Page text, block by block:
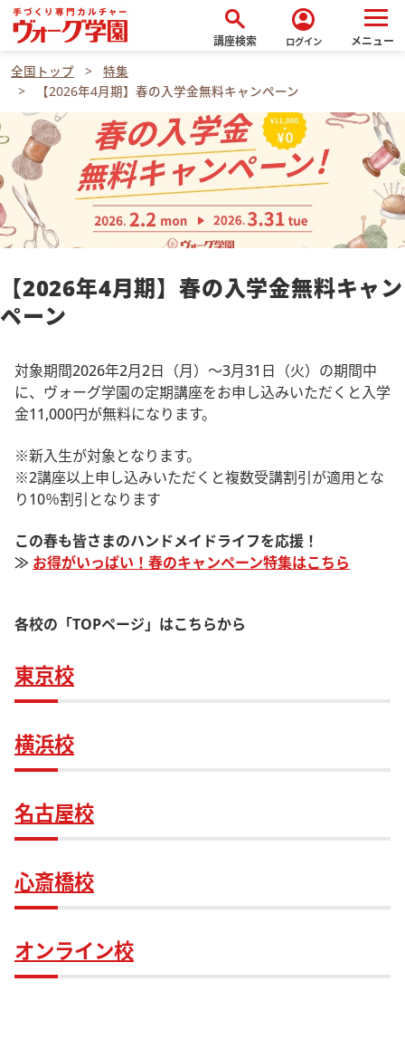
search
講座検索
account_circle
ログイン メニュー
全国トップ
特集
【2026年4月期】春の入学金無料キャンペーン
【2026年4月期】春の入学金無料キャン
ペーン
対象期間2026年2月2日（月）～3月31日（火）の期間中
に、ヴォーグ学園の定期講座をお申し込みいただくと入学
金11,000円が無料になります。
※新入生が対象となります。
※2講座以上申し込みいただくと複数受講割引が適用とな
り10％割引となります
この春も皆さまのハンドメイドライフを応援！
≫ お得がいっぱい！春のキャンペーン特集はこちら
各校の「TOPページ」はこちらから
東京校
横浜校
名古屋校
心斎橋校
オンライン校